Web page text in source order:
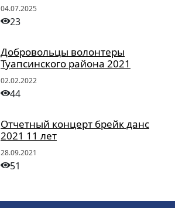
04.07.2025
23
Добровольцы волонтеры
Туапсинского района 2021
02.02.2022
44
Отчетный концерт брейк данс
2021 11 лет
28.09.2021
51